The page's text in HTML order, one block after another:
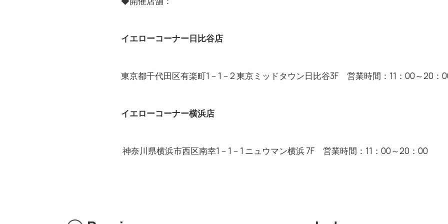
イエローコーナー日比谷店
東京都千代田区有楽町1－1－2 東京ミッドタウン日比谷3F 営業時間：11：00～20：
イエローコーナー横浜店
神奈川県横浜市西区南幸1－1－1 ニュウマン横浜 7F 営業時間：11：00～20：00